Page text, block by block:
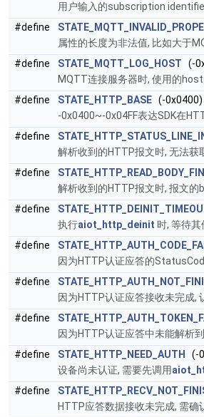
用户输入的subscription
#define
属性的长度为非法值, 比如大于
#define
STATE_MQTT_LOG_HOST (-
MQTT连接服务器时, 使用的
#define
STATE_HTTP_BASE (-0x0400)
-0x0400~-0x04FF表达SDK在
#define
解析收到的HTTP报文时, 无法
#define
解析收到的HTTP报文时, 报文
#define
执行aiot_http_deinit 时, 等待
#define
因为HTTP认证应答的
#define
因为HTTP认证应答接收未完成,
#define
因为HTTP认证应答中未能解析
#define
STATE_HTTP_NEED_AUTH
(-
设备尚未认证, 需要先调用
#define
HTTP应答数据接收未完成, 需确